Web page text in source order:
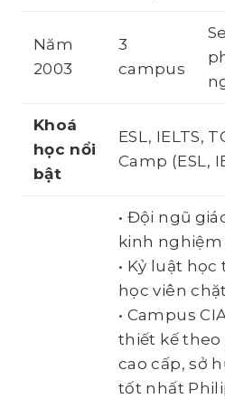
Năm
2003
3
campus
Khoá
học nổi
bật
ESL, IELTS,
Camp (ESL,
• Đội ngũ
kinh nghiệm
• Kỷ luật
học viên
• Campus
thiết kế
cao cấp, sở
tốt nhất